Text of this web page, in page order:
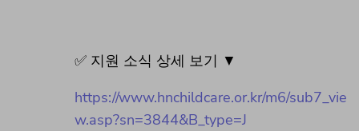
✅ 지원 소식 상세 보기 ▼
https://www.hnchildcare.or.kr/m6/sub7_vie
w.asp?sn=3844&B_type=J